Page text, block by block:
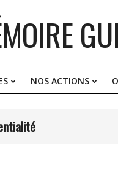
NOS ACTIONS